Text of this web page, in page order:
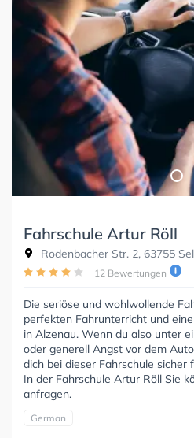
Fahrschule Artur Röll
Rodenbacher Str. 2, 63755
12 Bewertungen
Die seriöse und wohlwollende
perfekten Fahrunterricht und
in Alzenau. Wenn du also unter
oder generell Angst vor dem
dich bei dieser Fahrschule sicher
In der Fahrschule Artur Röll Sie
anfragen.
German